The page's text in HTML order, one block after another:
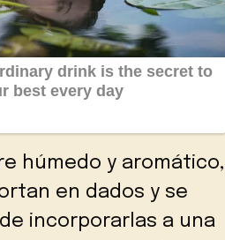
húmedo y aromático,
en dados y se
incorporarlas a una